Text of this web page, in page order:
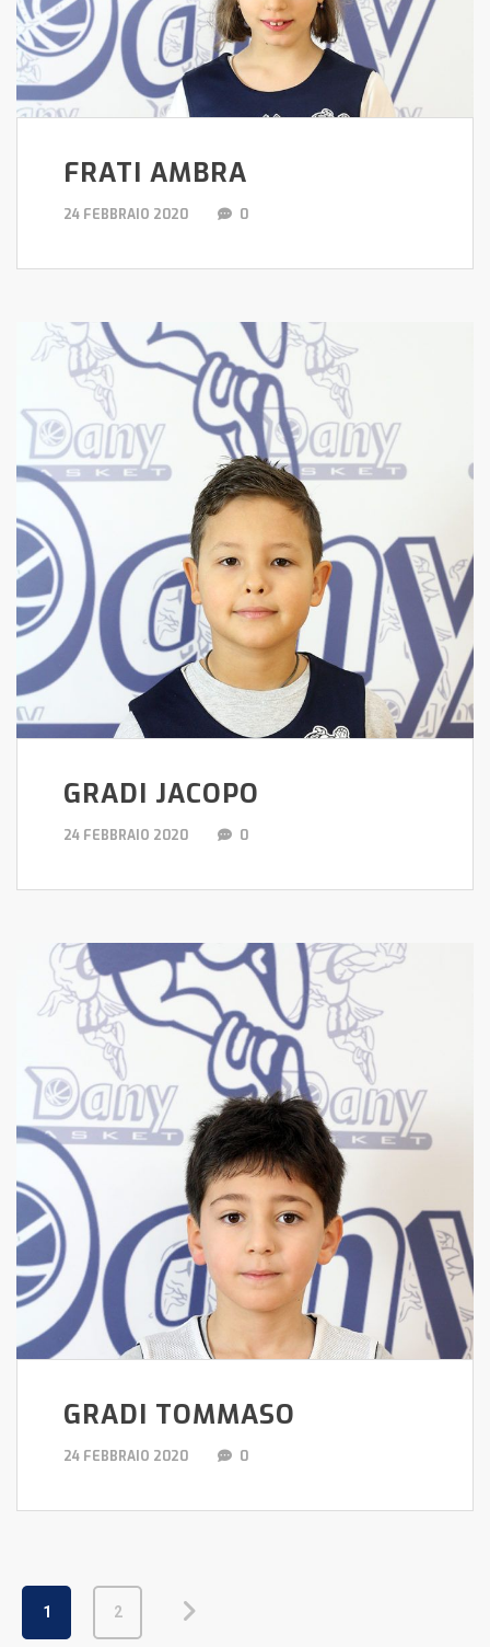
FRATI AMBRA
24 FEBBRAIO 2020 0
GRADI JACOPO
24 FEBBRAIO 2020 0
GRADI TOMMASO
24 FEBBRAIO 2020 0
1 2